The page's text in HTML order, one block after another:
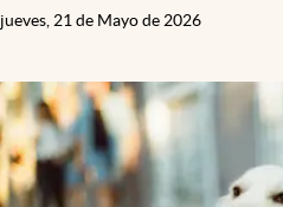
jueves, 21 de Mayo de 2026